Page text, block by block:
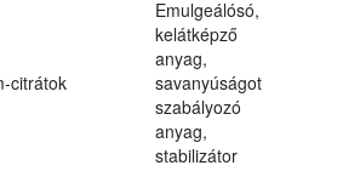
citrátok
Emulgeálósó,
kelátképző
anyag,
savanyúságot
szabályozó
anyag,
stabilizátor